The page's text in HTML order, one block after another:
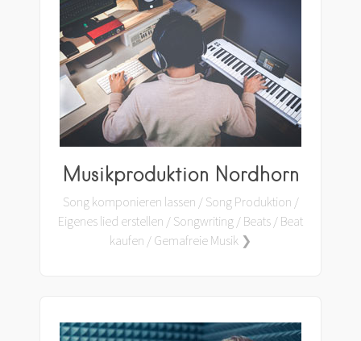
Musikproduktion Nordhorn
Song komponieren lassen / Song Produktion /
Eigenes lied erstellen / Songwriting / Beats / Beat
kaufen / Gemafreie Musik ❯